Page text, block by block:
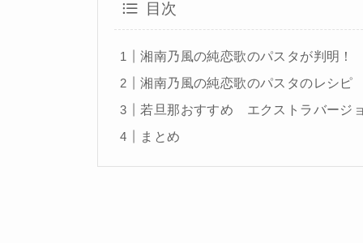
目次
湘南乃風の純恋歌のパスタが判明！
湘南乃風の純恋歌のパスタのレシピ
若旦那おすすめ エクストラバージ
まとめ